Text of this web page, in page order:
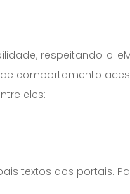
respeitando o
comportamento
eles:
textos dos portais.